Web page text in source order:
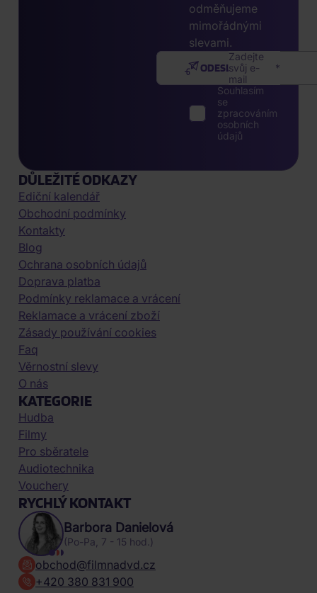
odměňujeme
mimořádnými
slevami.
Zadejte
svůj e-
mail
ODESLAT
Souhlasím
se
zpracováním
osobních
údajů
DŮLEŽITÉ ODKAZY
Ediční kalendář
Obchodní podmínky
Kontakty
Blog
Ochrana osobních údajů
Doprava platba
Podmínky reklamace a vrácení
Reklamace a vrácení zboží
Zásady používání cookies
Faq
Věrnostní slevy
O nás
KATEGORIE
Hudba
Filmy
Pro sběratele
Audiotechnika
Vouchery
RYCHLÝ KONTAKT
Barbora Danielová
(Po-Pa, 7 - 15 hod.)
obchod@filmnadvd.cz
+420 380 831 900